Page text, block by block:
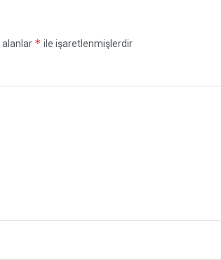
alanlar * ile işaretlenmişlerdir